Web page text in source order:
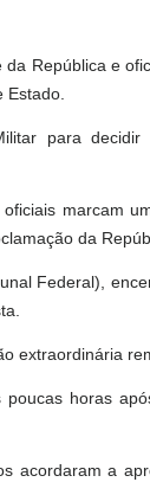
República e
Estado.
para
marcam
da
Federal),
extraordinária
horas
acordaram a